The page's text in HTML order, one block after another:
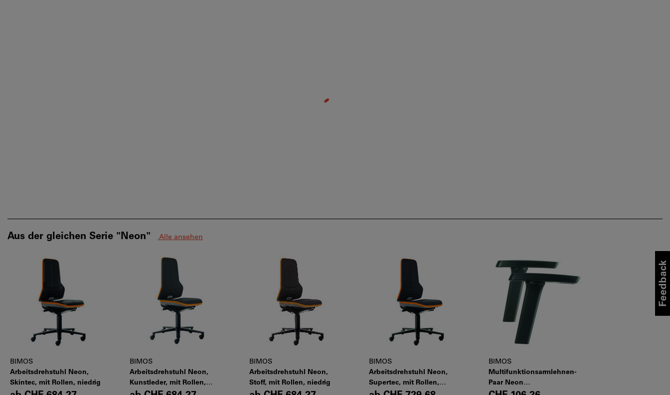
Aus der gleichen Serie "Neon" Alle ansehen
BIMOS
Arbeitsdrehstuhl Neon,
Skintec, mit Rollen, niedrig
BIMOS
Arbeitsdrehstuhl Neon,
Kunstleder, mit Rollen,
niedrig
BIMOS
Arbeitsdrehstuhl Neon,
Stoff, mit Rollen, niedrig
BIMOS
Arbeitsdrehstuhl Neon,
Supertec, mit Rollen,
niedrig
BIMOS
Multifunktionsarmlehnen-
Paar Neon
höhenverstellbar, Typ: 1